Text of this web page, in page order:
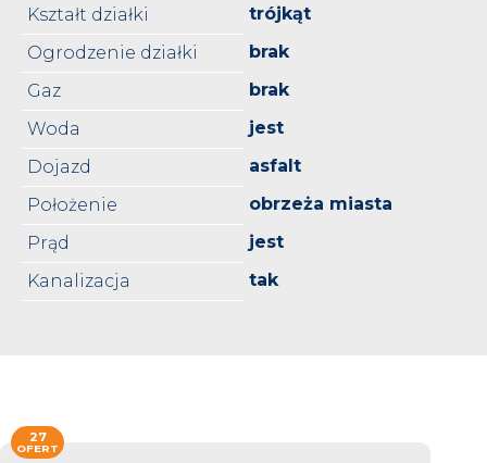
Kształt działki
trójkąt
Ogrodzenie działki
brak
Gaz
brak
Woda
jest
Dojazd
asfalt
Położenie
obrzeża miasta
Prąd
jest
Kanalizacja
tak
27
OFERT